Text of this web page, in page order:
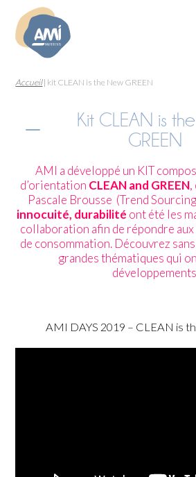
Accueil| kit CLEAN is the New GREEN
Kit CLEAN is
GREEN
AMI a développé un KIT
d’orientation CLEAN and GREEN,
Pascale Brousse (Trend
innocuité, durabilité ont été les
collaboration afin de répondre
de consommation. Découvrez
grandes thématiques qui
AMI DAYS 2019 – CLEAN is